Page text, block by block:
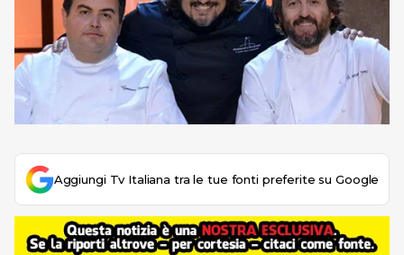
Aggiungi Tv Italiana tra le tue fonti preferite su Google